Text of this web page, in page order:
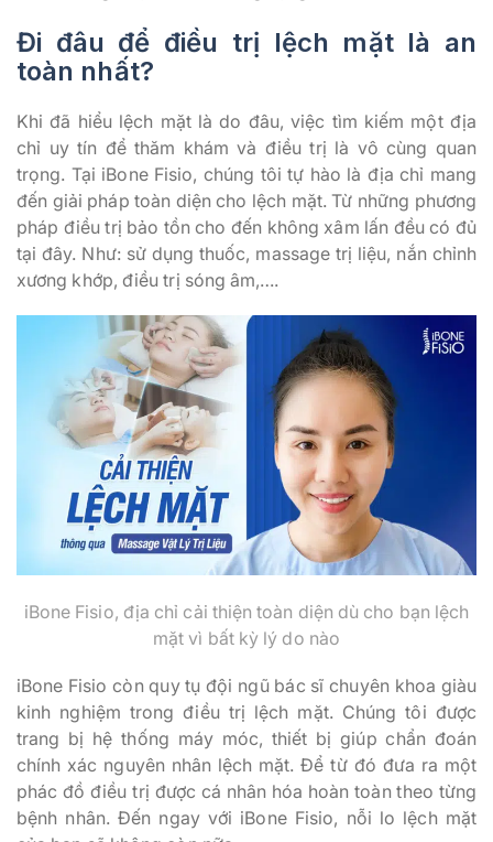
Đi đâu để điều trị lệch mặt là an
toàn nhất?
Khi đã hiểu lệch mặt là do đâu, việc tìm kiếm một địa
chỉ uy tín để thăm khám và điều trị là vô cùng quan
trọng. Tại iBone Fisio, chúng tôi tự hào là địa chỉ mang
đến giải pháp toàn diện cho lệch mặt. Từ những phương
pháp điều trị bảo tồn cho đến không xâm lấn đều có đủ
tại đây. Như: sử dụng thuốc, massage trị liệu, nắn chỉnh
xương khớp, điều trị sóng âm,….
iBone Fisio, địa chỉ cải thiện toàn diện dù cho bạn lệch
mặt vì bất kỳ lý do nào
iBone Fisio còn quy tụ đội ngũ bác sĩ chuyên khoa giàu
kinh nghiệm trong điều trị lệch mặt. Chúng tôi được
trang bị hệ thống máy móc, thiết bị giúp chẩn đoán
chính xác nguyên nhân lệch mặt. Để từ đó đưa ra một
phác đồ điều trị được cá nhân hóa hoàn toàn theo từng
bệnh nhân. Đến ngay với iBone Fisio, nỗi lo lệch mặt